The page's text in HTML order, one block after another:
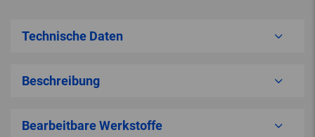
Technische Daten
Beschreibung
Bearbeitbare Werkstoffe